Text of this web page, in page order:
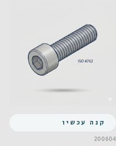
קנה עכשיו
200604